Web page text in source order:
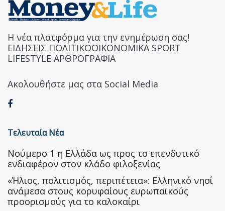
Η νέα πλατφόρμα για την ενημέρωση σας!
ΕΙΔΗΣΕΙΣ ΠΟΛΙΤΙΚΟΟΙΚΟΝΟΜΙΚΑ SPORT
LIFESTYLE ΑΡΘΡΟΓΡΑΦΙΑ
Ακολουθήστε μας στα Social Media
Τελευταία Νέα
Nούμερο 1 η Ελλάδα ως προς το επενδυτικό
ενδιαφέρον στον κλάδο φιλοξενίας
«Ήλιος, πολιτισμός, περιπέτεια»: Ελληνικό νησί
ανάμεσα στους κορυφαίους ευρωπαϊκούς
προορισμούς για το καλοκαίρι